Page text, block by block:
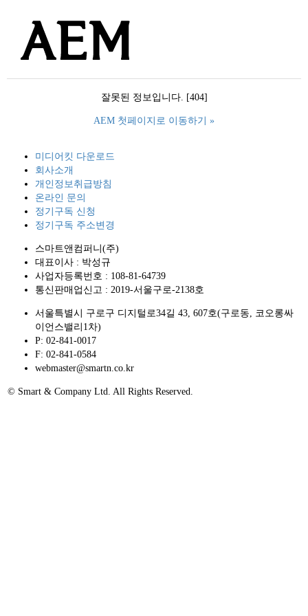
잘못된 정보입니다. [404]
AEM 첫페이지로 이동하기 »
미디어킷 다운로드
회사소개
개인정보취급방침
온라인 문의
정기구독 신청
정기구독 주소변경
스마트앤컴퍼니(주)
대표이사 : 박성규
사업자등록번호 : 108-81-64739
통신판매업신고 : 2019-서울구로-2138호
서울특별시 구로구 디지털로34길 43, 607호(구로동, 코오롱싸
이언스밸리1차)
P: 02-841-0017
F: 02-841-0584
webmaster@smartn.co.kr
© Smart & Company Ltd. All Rights Reserved.